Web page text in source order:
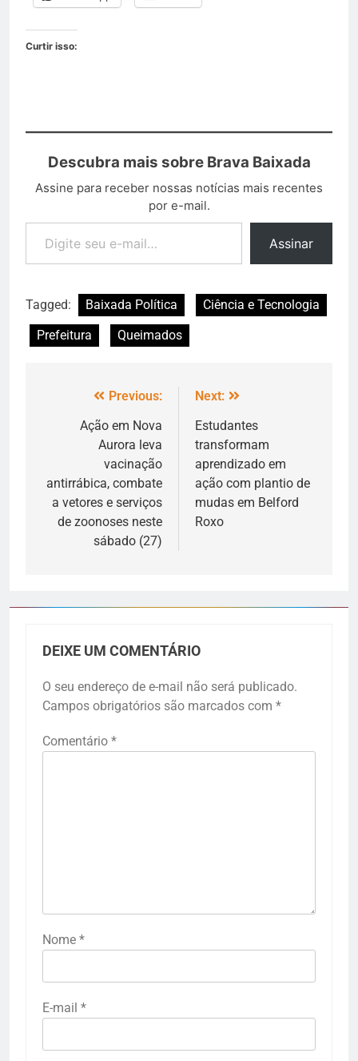
Curtir isso:
Descubra mais sobre Brava Baixada
Assine para receber nossas notícias mais recentes
por e-mail.
Assinar
Tagged: Baixada Política
Ciência e Tecnologia
Prefeitura
Queimados
Previous:
Ação em Nova
Aurora leva
vacinação
antirrábica, combate
a vetores e serviços
de zoonoses neste
sábado (27)
Next:
Estudantes
transformam
aprendizado em
ação com plantio de
mudas em Belford
Roxo
DEIXE UM COMENTÁRIO
O seu endereço de e-mail não será publicado.
Campos obrigatórios são marcados com *
Comentário *
Nome *
E-mail *